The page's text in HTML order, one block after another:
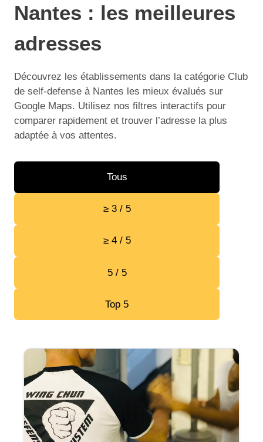
Nantes : les meilleures
adresses
Découvrez les établissements dans la catégorie Club
de self-defense à Nantes les mieux évalués sur
Google Maps. Utilisez nos filtres interactifs pour
comparer rapidement et trouver l’adresse la plus
adaptée à vos attentes.
Tous
≥ 3 / 5
≥ 4 / 5
5 / 5
Top 5